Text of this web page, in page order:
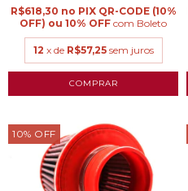
R$618,30
com Boleto
12 x de R$57,25 sem juros
10% OFF